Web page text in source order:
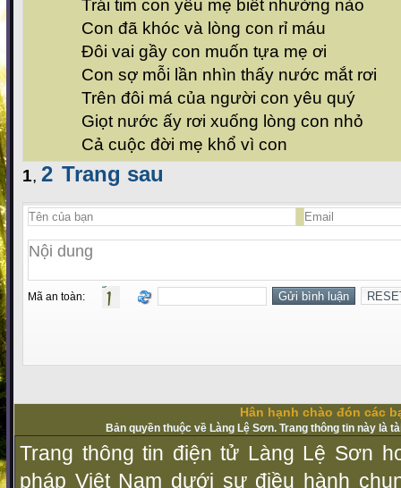
Trái tim con yêu mẹ biết nhường nào
Con đã khóc và lòng con rỉ máu
Đôi vai gầy con muốn tựa mẹ ơi
Con sợ mỗi lần nhìn thấy nước mắt rơi
Trên đôi má của người con yêu quý
Giọt nước ấy rơi xuống lòng con nhỏ
Cả cuộc đời mẹ khổ vì con
1, 2 Trang sau
Mã an toàn:
Hân hạnh chào đón các
Bản quyền thuộc về Làng Lệ Sơn. Trang thông tin này là
Trang thông tin điện tử Làng Lệ Sơn
pháp Vịệt Nam dưới sự điều hành